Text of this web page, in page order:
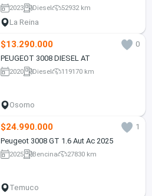
2023 Diesel 52932 km
La Reina
$13.290.000
0
PEUGEOT 3008 DIESEL AT
2020 Diesel 119170 km
Osorno
$24.990.000
1
Peugeot 3008 GT 1.6 Aut Ac 2025
2025 Bencina 27830 km
Temuco